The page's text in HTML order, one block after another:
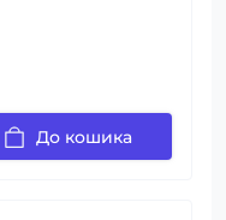
До кошика